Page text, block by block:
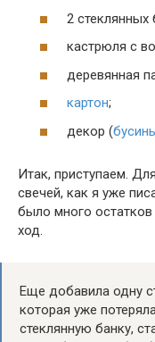
2 стеклянных
кастрюля с
деревянная
картон;
декор (
Итак, приступаем.
свечей, как я уже
было много остатков
ход.
Еще добавила одну
которая уже
стеклянную банку,